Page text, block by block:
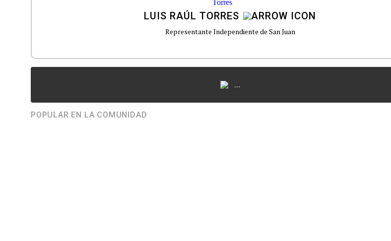
LUIS RAÚL TORRES
Representante Independiente de San Juan
...
POPULAR EN LA COMUNIDAD